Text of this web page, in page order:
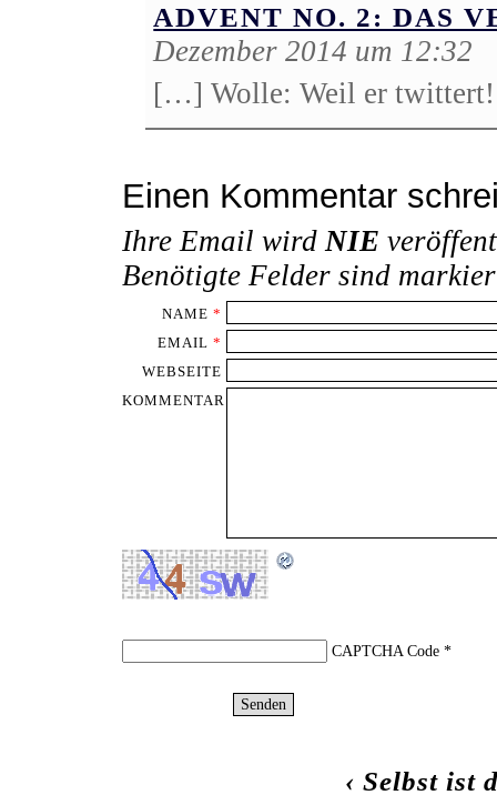
ADVENT NO. 2: DAS
Dezember 2014 um 12:32
[…] Wolle: Weil er
Einen Kommentar
Ihre Email wird NIE
Benötigte Felder sind
NAME *
EMAIL *
WEBSEITE
KOMMENTAR
CAPTCHA Code*
‹Selbst ist